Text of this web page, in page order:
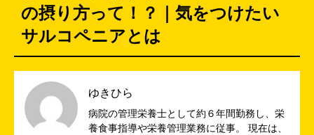
の摂り方って！？｜気をつけたい
サルコペニアとは
ゆきひら
病院の管理栄養士として約６年間勤務し、栄
養食事指導や栄養管理業務に従事。 現在は、